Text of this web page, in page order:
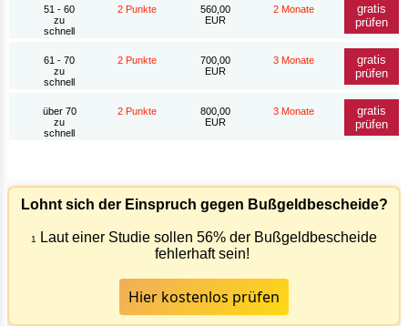
51 - 60
zu
schnell
2 Punkte
560,00
EUR
2 Monate
gratis
prüfen
61 - 70
zu
schnell
2 Punkte
700,00
EUR
3 Monate
gratis
prüfen
über 70
zu
schnell
2 Punkte
800,00
EUR
3 Monate
gratis
prüfen
Lohnt sich der Einspruch gegen Bußgeldbescheide?
1
Laut einer Studie sollen 56% der Bußgeldbescheide
fehlerhaft sein!
Hier kostenlos prüfen